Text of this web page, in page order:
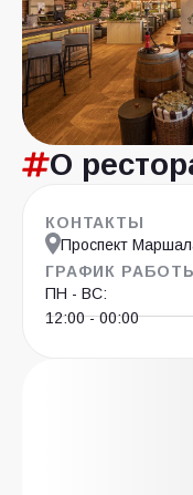
О
КОНТАКТЫ
Проспект
ГРАФИК
ПН - ВС:
12:00 - 00:00